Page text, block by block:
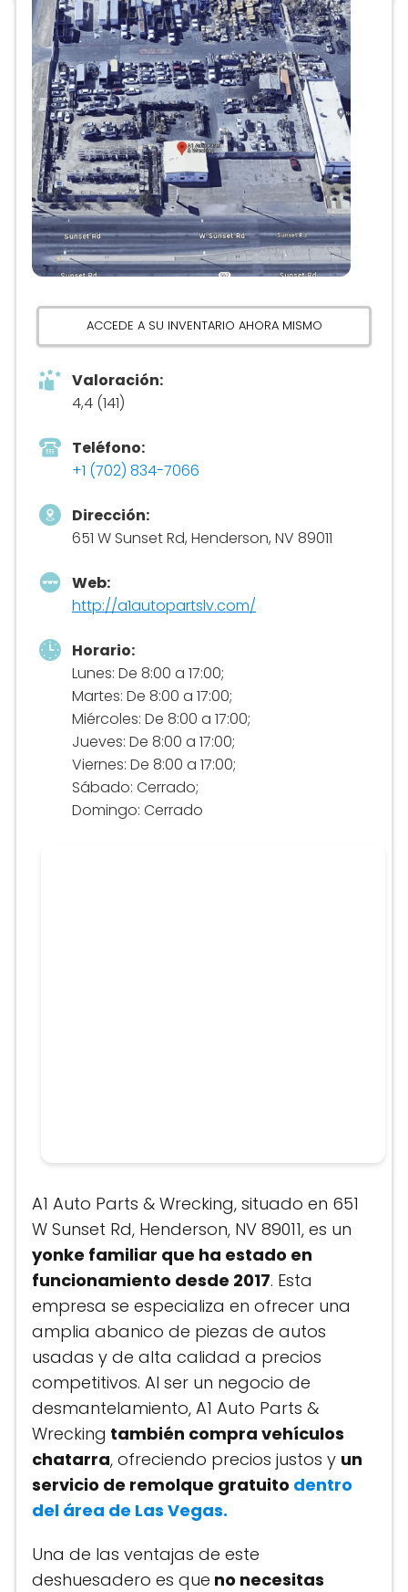
Anuncio
ACCEDE A SU INVENTARIO AHORA MISMO
Valoración:
4,4 (141)
Teléfono:
+1 (702) 834-7066
Dirección:
651 W Sunset Rd, Henderson, NV 89011
Web:
http://a1autopartslv.com/
Horario:
Lunes: De 8:00 a 17:00;
Martes: De 8:00 a 17:00;
Miércoles: De 8:00 a 17:00;
Jueves: De 8:00 a 17:00;
Viernes: De 8:00 a 17:00;
Sábado: Cerrado;
Domingo: Cerrado
A1 Auto Parts & Wrecking, situado en 651
W Sunset Rd, Henderson, NV 89011, es un
yonke familiar que ha estado en
funcionamiento desde 2017. Esta
empresa se especializa en ofrecer una
amplia abanico de piezas de autos
usadas y de alta calidad a precios
competitivos. Al ser un negocio de
desmantelamiento, A1 Auto Parts &
Wrecking también compra vehículos
chatarra, ofreciendo precios justos y un
servicio de remolque gratuito dentro
del área de Las Vegas.
Una de las ventajas de este
deshuesadero es que no necesitas